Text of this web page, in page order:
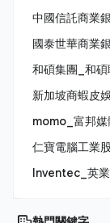
中國信託商業
國泰世華商業
和碩集團_和
新加坡商蝦皮
momo_富邦媒
仁寶電腦工業
Inventec_英